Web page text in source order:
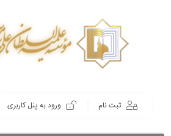
ثبت نام ورود به پنل کاربری